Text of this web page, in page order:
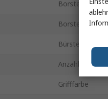
Borstenlänge
Bürstentiefe
Anzahl der
Grifffarbe